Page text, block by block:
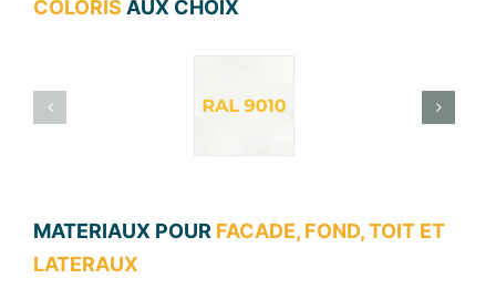
COLORIS AUX CHOIX
MATERIAUX POUR FACADE, FOND, TOIT ET
LATERAUX